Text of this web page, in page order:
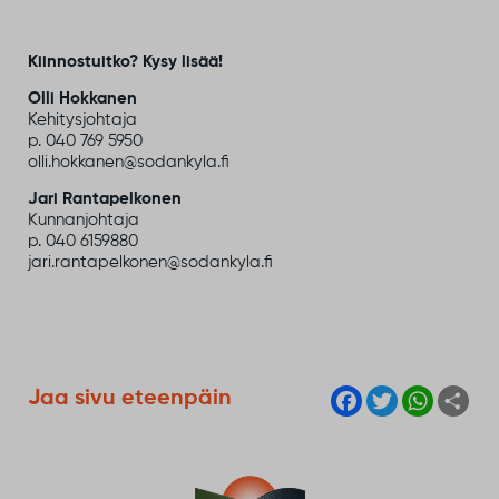
Kiinnostuitko? Kysy lisää!
Olli Hokkanen
Kehitysjohtaja
p. 040 769 5950
olli.hokkanen@sodankyla.fi
Jari Rantapelkonen
Kunnanjohtaja
p. 040 6159880
jari.rantapelkonen@sodankyla.fi
Jaa sivu eteenpäin
F
a
T
w
W
h